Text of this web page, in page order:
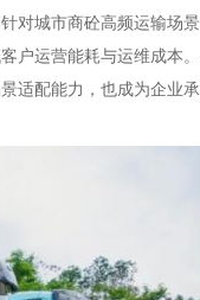
对城市商砼高频运输场
户运营能耗与运维成本
适配能力，也成为企业